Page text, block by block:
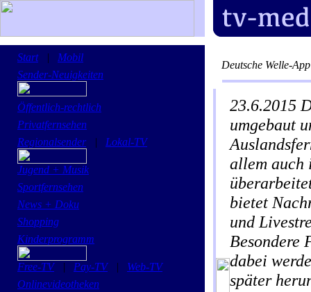
Start| Mobil
Sender-Neuigkeiten
Öffentlich-rechtlich
Privatfernsehen
Regionalsender| Lokal-TV
Jugend + Musik
Sportfernsehen
News + Doku
Shopping
Kinderprogramm
Free-TV| Pay-TV| Web-TV
Onlinevideotheken
Deutsche Welle-
23.6.2015
umgebaut
allem auch
bietet
und
Besondere
dabei
später